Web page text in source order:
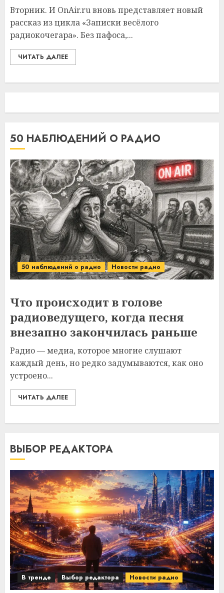
Вторник. И OnAir.ru вновь представляет новый
рассказ из цикла «Записки весёлого
радиокочегара». Без пафоса,...
ЧИТАТЬ ДАЛЕЕ
50 НАБЛЮДЕНИЙ О РАДИО
50 наблюдений о радио Новости радио
Что происходит в голове
радиоведущего, когда песня
внезапно закончилась раньше
Радио — медиа, которое многие слушают
каждый день, но редко задумываются, как оно
устроено...
ЧИТАТЬ ДАЛЕЕ
ВЫБОР РЕДАКТОРА
В тренде Выбор редактора Новости радио